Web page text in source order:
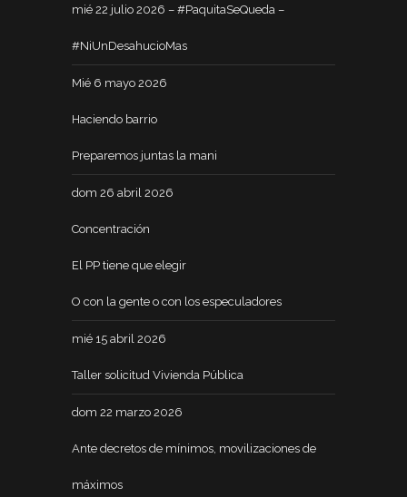
mié 22 julio 2026 – #PaquitaSeQueda –
#NiUnDesahucioMas
Mié 6 mayo 2026
Haciendo barrio
Preparemos juntas la mani
dom 26 abril 2026
Concentración
El PP tiene que elegir
O con la gente o con los especuladores
mié 15 abril 2026
Taller solicitud Vivienda Pública
dom 22 marzo 2026
Ante decretos de mínimos, movilizaciones de
máximos